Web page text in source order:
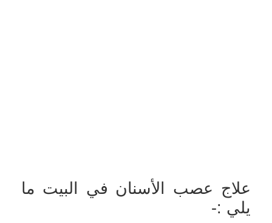
علاج عصب الأسنان في البيت ما
يلي :-